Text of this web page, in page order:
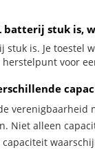
batterij stuk is,
stuk is. Je
voor
Niet alleen